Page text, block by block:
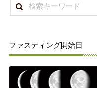
ファスティング開始日